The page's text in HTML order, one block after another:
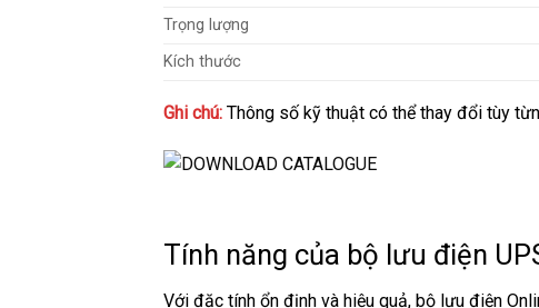
Trọng lượng
Kích thước
Ghi chú: Thông số kỹ thuật có thể thay đổi tùy
Tính năng của bộ lưu điện
Với đặc tính ổn định và hiệu quả, bộ lưu điện